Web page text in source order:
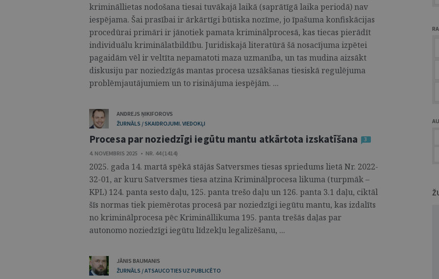
krimināllietas nodošana tiesai tuvākajā laikā (saprātīgā laika periodā) nav
iespējama. Šai prasībai ir ārkārtīgi būtiska nozīme, jo īpašuma konfiskācijas
procedūrai primāri ir jānotiek pamata kriminālprocesā, kas tiecas pierādīt
individuālu kriminālatbildību. Juridiskajā literatūrā šā nosacījuma izpētei
pagaidām vēl ir veltīta nepamatoti maza uzmanība, un tas mudina aizsākt
diskusiju par noziedzīgās mantas procesa uzsākšanas tiesiskā regulējuma
problēmjautājumiem un to risinājuma iespējām. ...
ANDREJS ŅIKIFOROVS
ŽURNĀLS / SKAIDROJUMI. VIEDOKĻI
Procesa par noziedzīgi iegūtu mantu atkārtota izskatīšana
3
4. NOVEMBRIS 2025 • NR. 44 (1414)
2025. gada 14. martā spēkā stājās Satversmes tiesas spriedums lietā Nr. 2022-
32-01, ar kuru Satversmes tiesa atzina Kriminālprocesa likuma (turpmāk –
KPL) 124. panta sesto daļu, 125. panta trešo daļu un 126. panta 3.1 daļu, ciktāl
šīs normas tiek piemērotas procesā par noziedzīgi iegūtu mantu, kas izdalīts
no kriminālprocesa pēc Krimināllikuma 195. panta trešās daļas par
autonomo noziedzīgi iegūtu līdzekļu legalizēšanu, ...
JĀNIS BAUMANIS
ŽURNĀLS / ATSAUCOTIES UZ PUBLICĒTO